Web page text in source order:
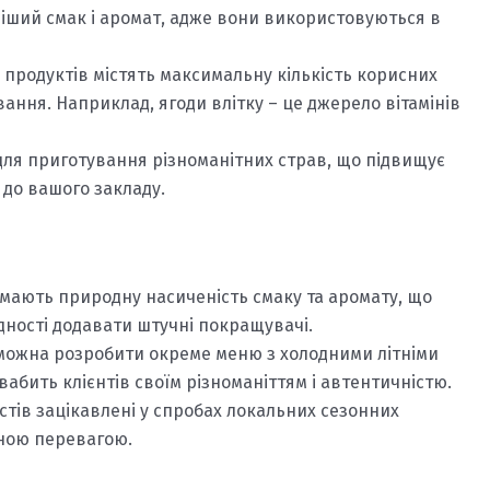
смак і аромат, адже вони використовуються в
містять максимальну кількість корисних
Наприклад, ягоди влітку – це джерело вітамінів
приготування різноманітних страв, що підвищує
до вашого закладу.
мають природну насиченість смаку та аромату, що
додавати штучні покращувачі.
розробити окреме меню з холодними літніми
клієнтів своїм різноманіттям і автентичністю.
зацікавлені у спробах локальних сезонних
перевагою.